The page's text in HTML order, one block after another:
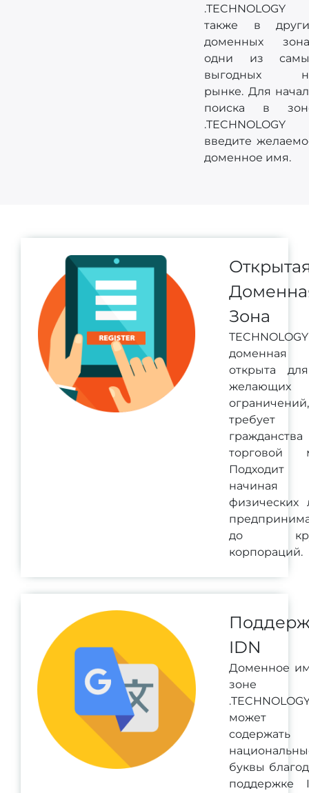
.TECHNOLOGY
также в
доменных
одни из
выгодных
рынке. Для
поиска в
.TECHNOLOGY
введите
доменное имя.
Зона
TECHNOLOGY
доменная
открыта
требует
торговой
Подходит
до
корпораций.
IDN
Доменное
зоне
может
содержать
буквы
поддержке